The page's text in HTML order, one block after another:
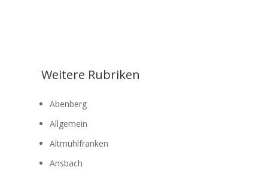
Weitere Rubriken
Abenberg
Allgemein
Altmühlfranken
Ansbach